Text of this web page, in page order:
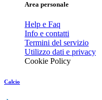
Area personale
Help e Faq
Info e contatti
Termini del servizio
Utilizzo dati e privacy
Cookie Policy
Calcio